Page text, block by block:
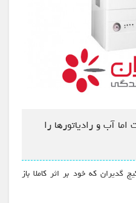
آب و رادیاتورها را
گدیران که خود بر اثر کاملا باز